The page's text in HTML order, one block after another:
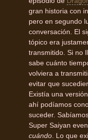
gran historia con
pero en segundo
conversación. El
tópico era
transmitido. Si no
sabe cuánto
volviera a
evitar que
Existía una
ahí podíamos
suceder.
Super Saiyan
cuándo . Lo que